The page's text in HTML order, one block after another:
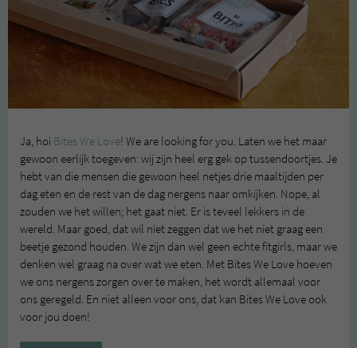
Ja, hoi Bites We Love! We are looking for you. Laten we het maar
gewoon eerlijk toegeven: wij zijn heel erg gek op tussendoortjes. Je
hebt van die mensen die gewoon heel netjes drie maaltijden per
dag eten en de rest van de dag nergens naar omkijken. Nope, al
zouden we het willen; het gaat niet. Er is teveel lekkers in de
wereld. Maar goed, dat wil niet zeggen dat we het niet graag een
beetje gezond houden. We zijn dan wel geen echte fitgirls, maar we
denken wel graag na over wat we eten. Met Bites We Love hoeven
we ons nergens zorgen over te maken, het wordt allemaal voor
ons geregeld. En niet alleen voor ons, dat kan Bites We Love ook
voor jou doen!